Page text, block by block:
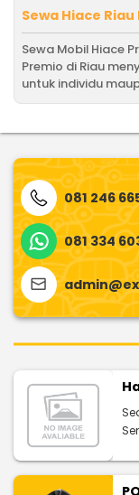
Sewa Hiace
Sewa Mobil Hiace
Premio di Riau
untuk individu
081 246
081 334